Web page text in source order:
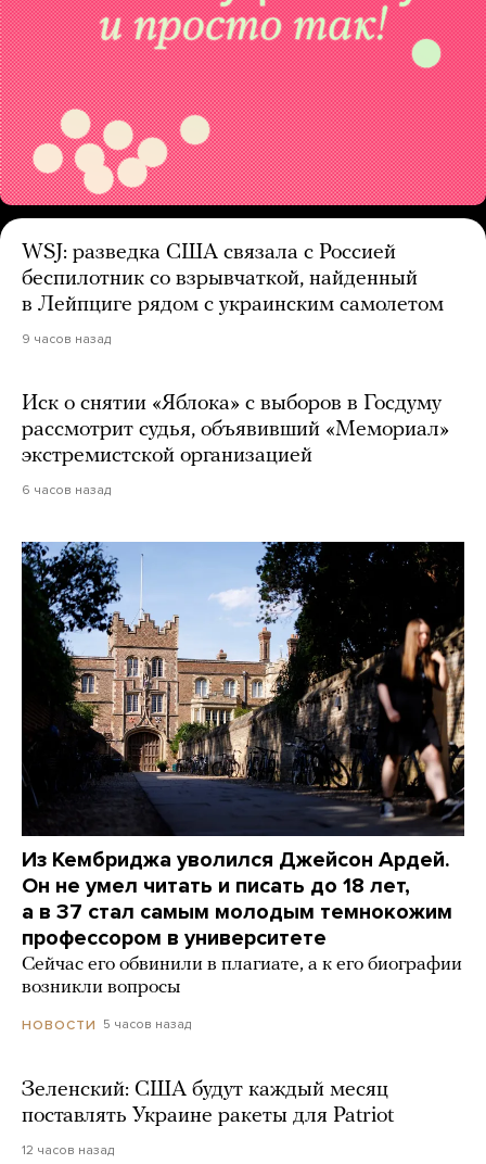
WSJ: разведка США связала с Россией
беспилотник со взрывчаткой, найденный
в Лейпциге рядом с украинским самолетом
9 часов назад
Иск о снятии «Яблока» с выборов в Госдуму
рассмотрит судья, объявивший «Мемориал»
экстремистской организацией
6 часов назад
Из Кембриджа уволился Джейсон Ардей.
Он не умел читать и писать до 18 лет,
а в 37 стал самым молодым темнокожим
профессором в университете
Сейчас его обвинили в плагиате, а к его биографии
возникли вопросы
НОВОСТИ 5 часов назад
Зеленский: США будут каждый месяц
поставлять Украине ракеты для Patriot
12 часов назад